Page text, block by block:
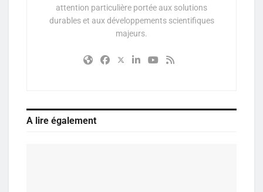
attention particulière portée aux solutions
durables et aux développements scientifiques
majeurs.
A lire également